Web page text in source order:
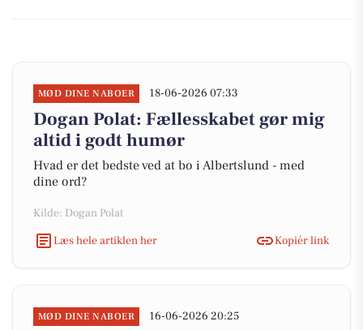
MØD DINE NABOER 18-06-2026 07:33
Dogan Polat: Fællesskabet gør mig
altid i godt humør
Hvad er det bedste ved at bo i Albertslund - med
dine ord?
Kilde: Dogan Polat
Læs hele artiklen her
Kopiér link
MØD DINE NABOER 16-06-2026 20:25